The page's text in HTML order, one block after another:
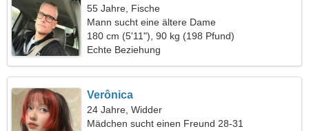
55 Jahre, Fische
Mann sucht eine ältere Dame
180 cm (5'11"), 90 kg (198 Pfund)
Echte Beziehung
Verônica
24 Jahre, Widder
Mädchen sucht einen Freund 28-31